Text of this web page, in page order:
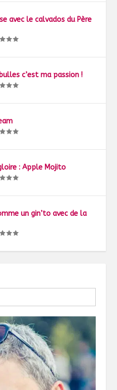
avec le calvados du Père
c’est ma passion !
: Apple Mojito
un gin’to avec de la